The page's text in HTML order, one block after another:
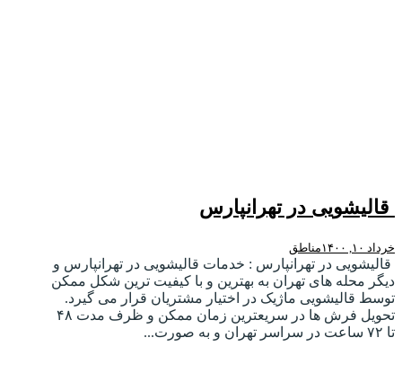
قالیشویی در تهرانپارس
خرداد ۱۰, ۱۴۰۰ مناطق
قالیشویی در تهرانپارس : خدمات قالیشویی در تهرانپارس و
دیگر محله های تهران به بهترین و با کیفیت ترین شکل ممکن
توسط قالیشویی ماژیک در اختیار مشتریان قرار می گیرد.
تحویل فرش ها در سریعترین زمان ممکن و ظرف مدت ۴۸
تا ۷۲ ساعت در سراسر تهران و به صورت...